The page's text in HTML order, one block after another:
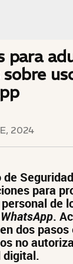
para
sobre
2024
de
para
de
WhatsApp.
dos pasos
no
digital.